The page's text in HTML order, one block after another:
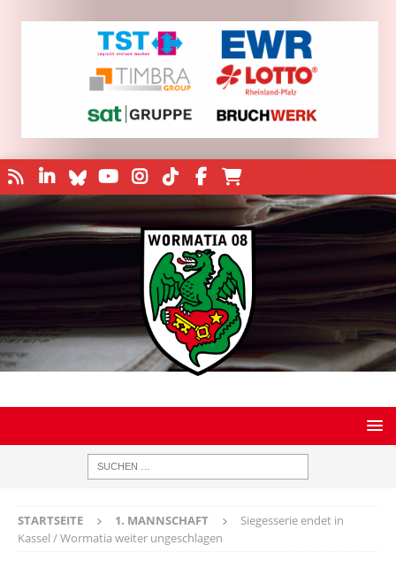
STARTSEITE 1. MANNSCHAFT
Siegesserie endet in
Kassel / Wormatia weiter ungeschlagen